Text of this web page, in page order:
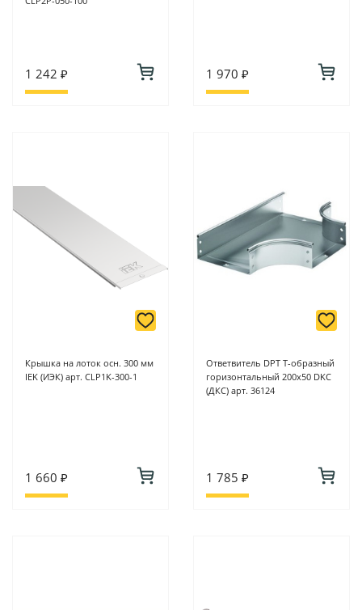
1 242 ₽ 1 970 ₽
Крышка на лоток осн. 300 мм
IEK (ИЭК) арт. CLP1K-300-1
1 660 ₽
Ответвитель DPT Т-образный
горизонтальный 200х50 DKC
(ДКС) арт. 36124
1 785 ₽